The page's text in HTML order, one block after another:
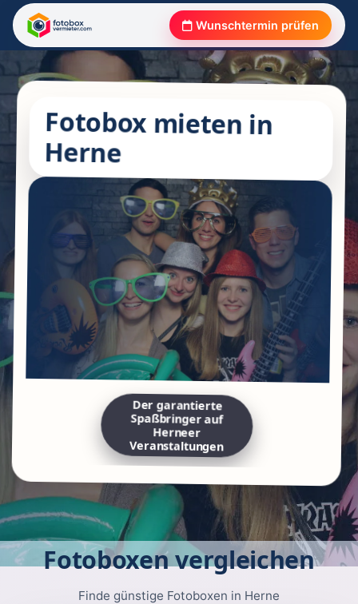
Wunschtermin prüfen
Fotobox mieten in
Herne
Der garantierte
Spaßbringer auf
Herneer
Veranstaltungen
Fotoboxen vergleichen
Finde günstige Fotoboxen in Herne